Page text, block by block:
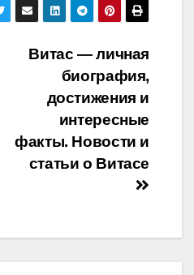
Витас — личная
биография,
достижения и
интересные
факты. Новости и
статьи о Витасе